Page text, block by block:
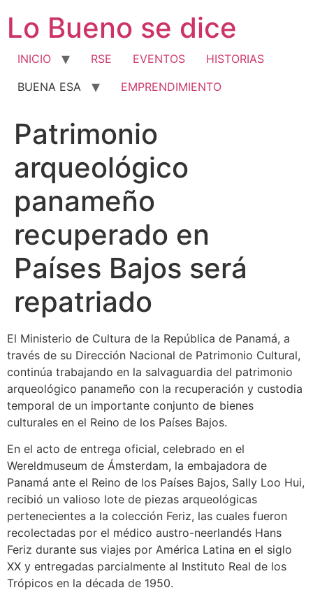
contenido
Lo Bueno se dice
INICIO RSE EVENTOS
HISTORIAS
BUENA ESA
EMPRENDIMIENTO
Patrimonio
arqueológico
panameño
recuperado en
Países Bajos será
repatriado
El Ministerio de Cultura de la República de Panamá, a
través de su Dirección Nacional de Patrimonio Cultural,
continúa trabajando en la salvaguardia del patrimonio
arqueológico panameño con la recuperación y custodia
temporal de un importante conjunto de bienes
culturales en el Reino de los Países Bajos.
En el acto de entrega oficial, celebrado en el
Wereldmuseum de Ámsterdam, la embajadora de
Panamá ante el Reino de los Países Bajos, Sally Loo Hui,
recibió un valioso lote de piezas arqueológicas
pertenecientes a la colección Feriz, las cuales fueron
recolectadas por el médico austro-neerlandés Hans
Feriz durante sus viajes por América Latina en el siglo
XX y entregadas parcialmente al Instituto Real de los
Trópicos en la década de 1950.